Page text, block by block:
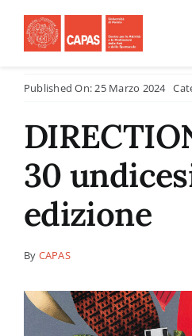
contenuto
Home
CHI SIAMO
ATTIVITÀ
PROGETTI PER LA RICERCA
CFU
Published On: 25 Marzo 2024
30
edizione
By CAPAS